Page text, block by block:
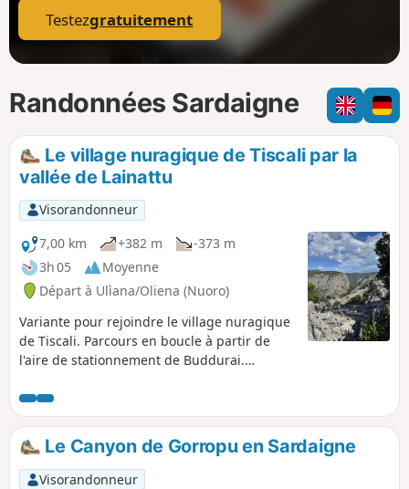
Testezgratuitement
Randonnées Sardaigne
Le village nuragique de Tiscali par la
vallée de Lainattu
Visorandonneur
7,00 km
+382 m
-373 m
3h 05
Moyenne
Départ à Ulìana/Oliena (Nuoro)
Variante pour rejoindre le village nuragique
de Tiscali. Parcours en boucle à partir de
l'aire de stationnement de Buddurai.
de terrains traversés et vues sur la vallée.
Le Canyon de Gorropu en Sardaigne
Visorandonneur